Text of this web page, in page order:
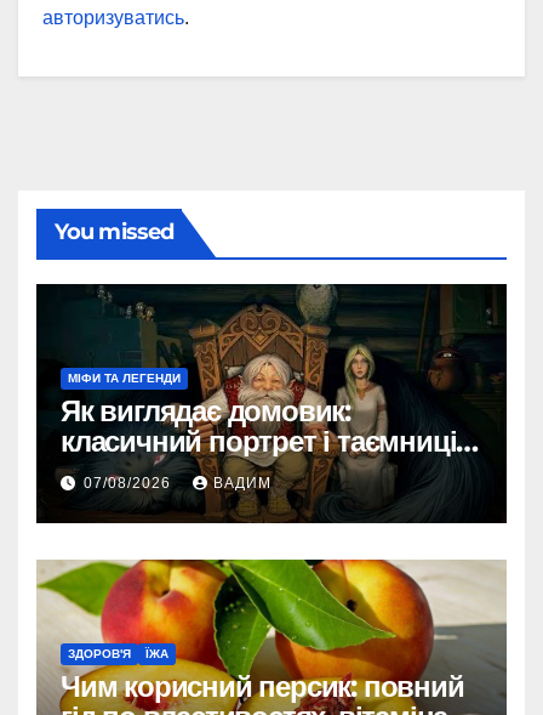
авторизуватись.
You missed
МІФИ ТА ЛЕГЕНДИ
Як виглядає домовик:
класичний портрет і таємниці
зовнішності
07/08/2026 ВАДИМ
ЗДОРОВ'Я ЇЖА
Чим корисний персик: повний